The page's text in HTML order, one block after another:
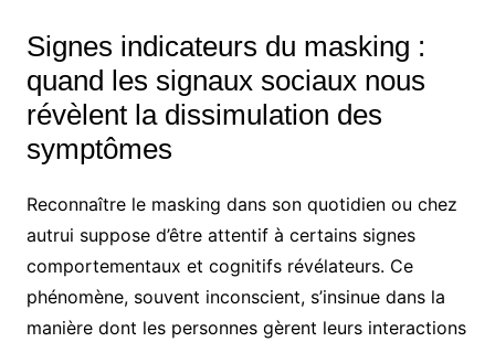
Signes indicateurs du masking :
quand les signaux sociaux nous
révèlent la dissimulation des
symptômes
Reconnaître le masking dans son quotidien ou chez
autrui suppose d’être attentif à certains signes
comportementaux et cognitifs révélateurs. Ce
phénomène, souvent inconscient, s’insinue dans la
manière dont les personnes gèrent leurs interactions